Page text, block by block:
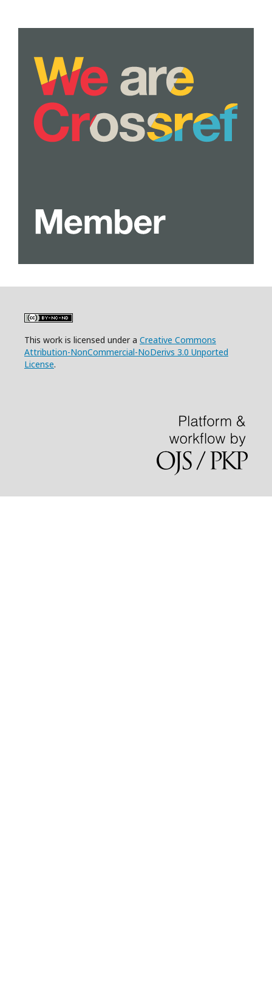
This work is licensed under a Creative Commons
Attribution-NonCommercial-NoDerivs 3.0 Unported
License.